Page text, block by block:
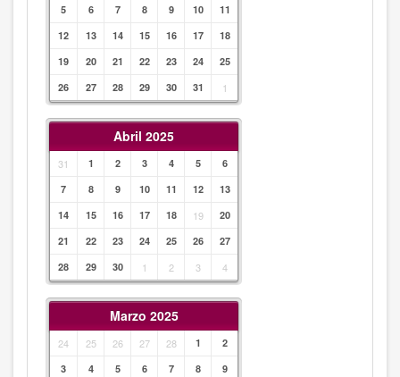
5 6 7 8 9 10
11
12
13 14 15 16 17
18
19
20 21 22 23 24
25
26
27 28 29 30 31 1
Abril 2025
31 1 2 3 4 5
6
7
8 9 10 11 12
13
14
15 16 17 18 19
20
21
22 23 24 25 26
27
28
29 30 1 2 3 4
Marzo 2025
24 25 26 27 28 1
2
3
4 5 6 7 8
9